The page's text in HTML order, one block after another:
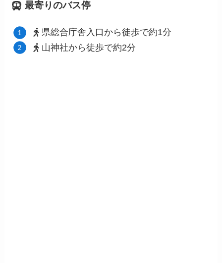
最寄りのバス停
県総合庁舎入口から徒歩で約1分
山神社から徒歩で約2分